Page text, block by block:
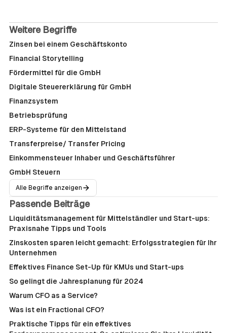
Weitere Begriffe
Zinsen bei einem Geschäftskonto
Financial Storytelling
Fördermittel für die GmbH
Digitale Steuererklärung für GmbH
Finanzsystem
Betriebsprüfung
ERP-Systeme für den Mittelstand
Transferpreise/ Transfer Pricing
Einkommensteuer Inhaber und Geschäftsführer
GmbH Steuern
Alle Begriffe anzeigen
Passende Beiträge
Liquiditätsmanagement für Mittelständler und Start-ups:
Praxisnahe Tipps und Tools
Zinskosten sparen leicht gemacht: Erfolgsstrategien für Ihr
Unternehmen
Effektives Finance Set-Up für KMUs und Start-ups
So gelingt die Jahresplanung für 2024
Warum CFO as a Service?
Was ist ein Fractional CFO?
Praktische Tipps für ein effektives